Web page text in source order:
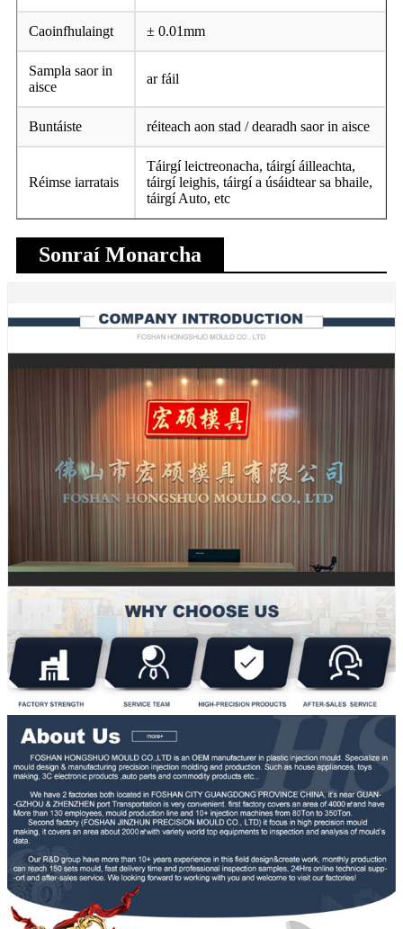
Caoinfhulaingt ± 0.01mm
Sampla saor in
aisce
ar fáil
Buntáiste réiteach aon stad / dearadh saor in aisce
Réimse iarratais
Táirgí leictreonacha, táirgí áilleachta,
táirgí leighis, táirgí a úsáidtear sa bhaile,
táirgí Auto, etc
Sonraí Monarcha